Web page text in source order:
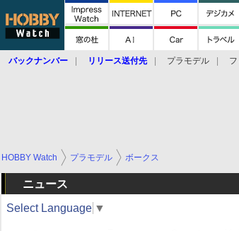
バックナンバー リリース送付先 プラモデル
HOBBY Watch プラモデル ボークス
ニュース
Select Language ▼